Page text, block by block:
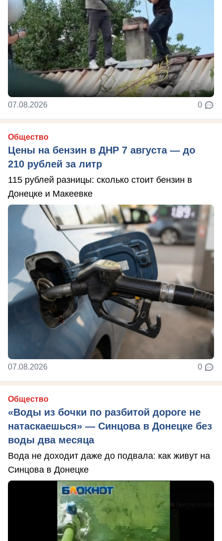
07.08.2026 0
Общество
Цены на бензин в ДНР 7 августа — до
210 рублей за литр
115 рублей разницы: сколько стоит бензин в
Донецке и Макеевке
07.08.2026 0
Общество
«Воды из бочки по разбитой дороге не
натаскаешься» — Синцова в Донецке без
воды два месяца
Вода не доходит даже до подвала: как живут на
Синцова в Донецке